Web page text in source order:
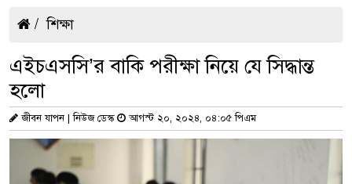
শিক্ষা
এইচএসসি’র বাকি পরীক্ষা নিয়ে যে সিদ্ধান্ত
হলো
জীবন যাপন | নিউজ ডেস্ক আগস্ট ২০, ২০২৪, ০৪:০৫ পিএম